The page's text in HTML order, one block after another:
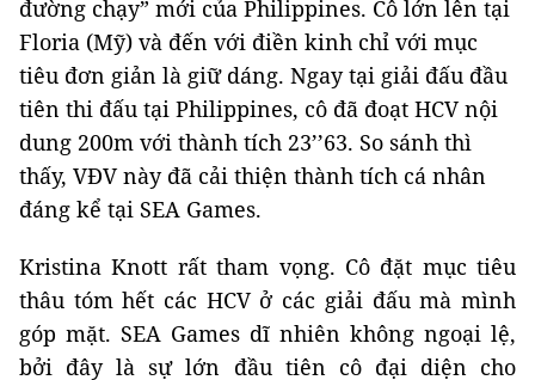
đường chạy” mới của Philippines. Cô lớn lên tại
Floria (Mỹ) và đến với điền kinh chỉ với mục
tiêu đơn giản là giữ dáng. Ngay tại giải đấu đầu
tiên thi đấu tại Philippines, cô đã đoạt HCV nội
dung 200m với thành tích 23’’63. So sánh thì
thấy, VĐV này đã cải thiện thành tích cá nhân
đáng kể tại SEA Games.
Kristina Knott rất tham vọng. Cô đặt mục tiêu
thâu tóm hết các HCV ở các giải đấu mà mình
góp mặt. SEA Games dĩ nhiên không ngoại lệ,
bởi đây là sự lớn đầu tiên cô đại diện cho